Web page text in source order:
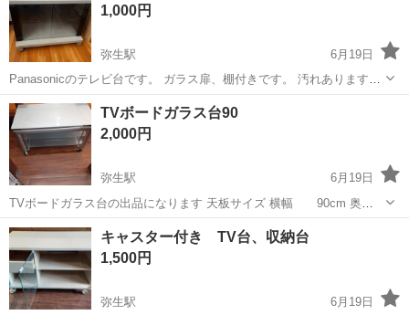
1,000円
弥生駅
6月19日
Panasonicのテレビ台です。 ガラス扉、棚付きです。 汚れあります。
高さ:44 幅:61.5 奥行き:44.5
岡山 倉敷市 弥生駅 収納家具
TVボードガラス台90
2,000円
弥生駅
6月19日
TVボードガラス台の出品になります 天板サイズ 横幅 90cm 奥
行 46cm 高さ 48.5cm 中段サイズ 横幅 85cm 奥行
37cm 高さ 27cm 下段サイズ 横幅 85cm 奥行 37cm...
岡山 倉敷市 弥生駅 収納家具 ガラス
キャスター付き TV台、収納台
1,500円
弥生駅 6月19日